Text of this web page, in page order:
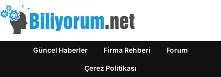
Güncel Haberler Firma Rehberi Forum
Çerez Politikası